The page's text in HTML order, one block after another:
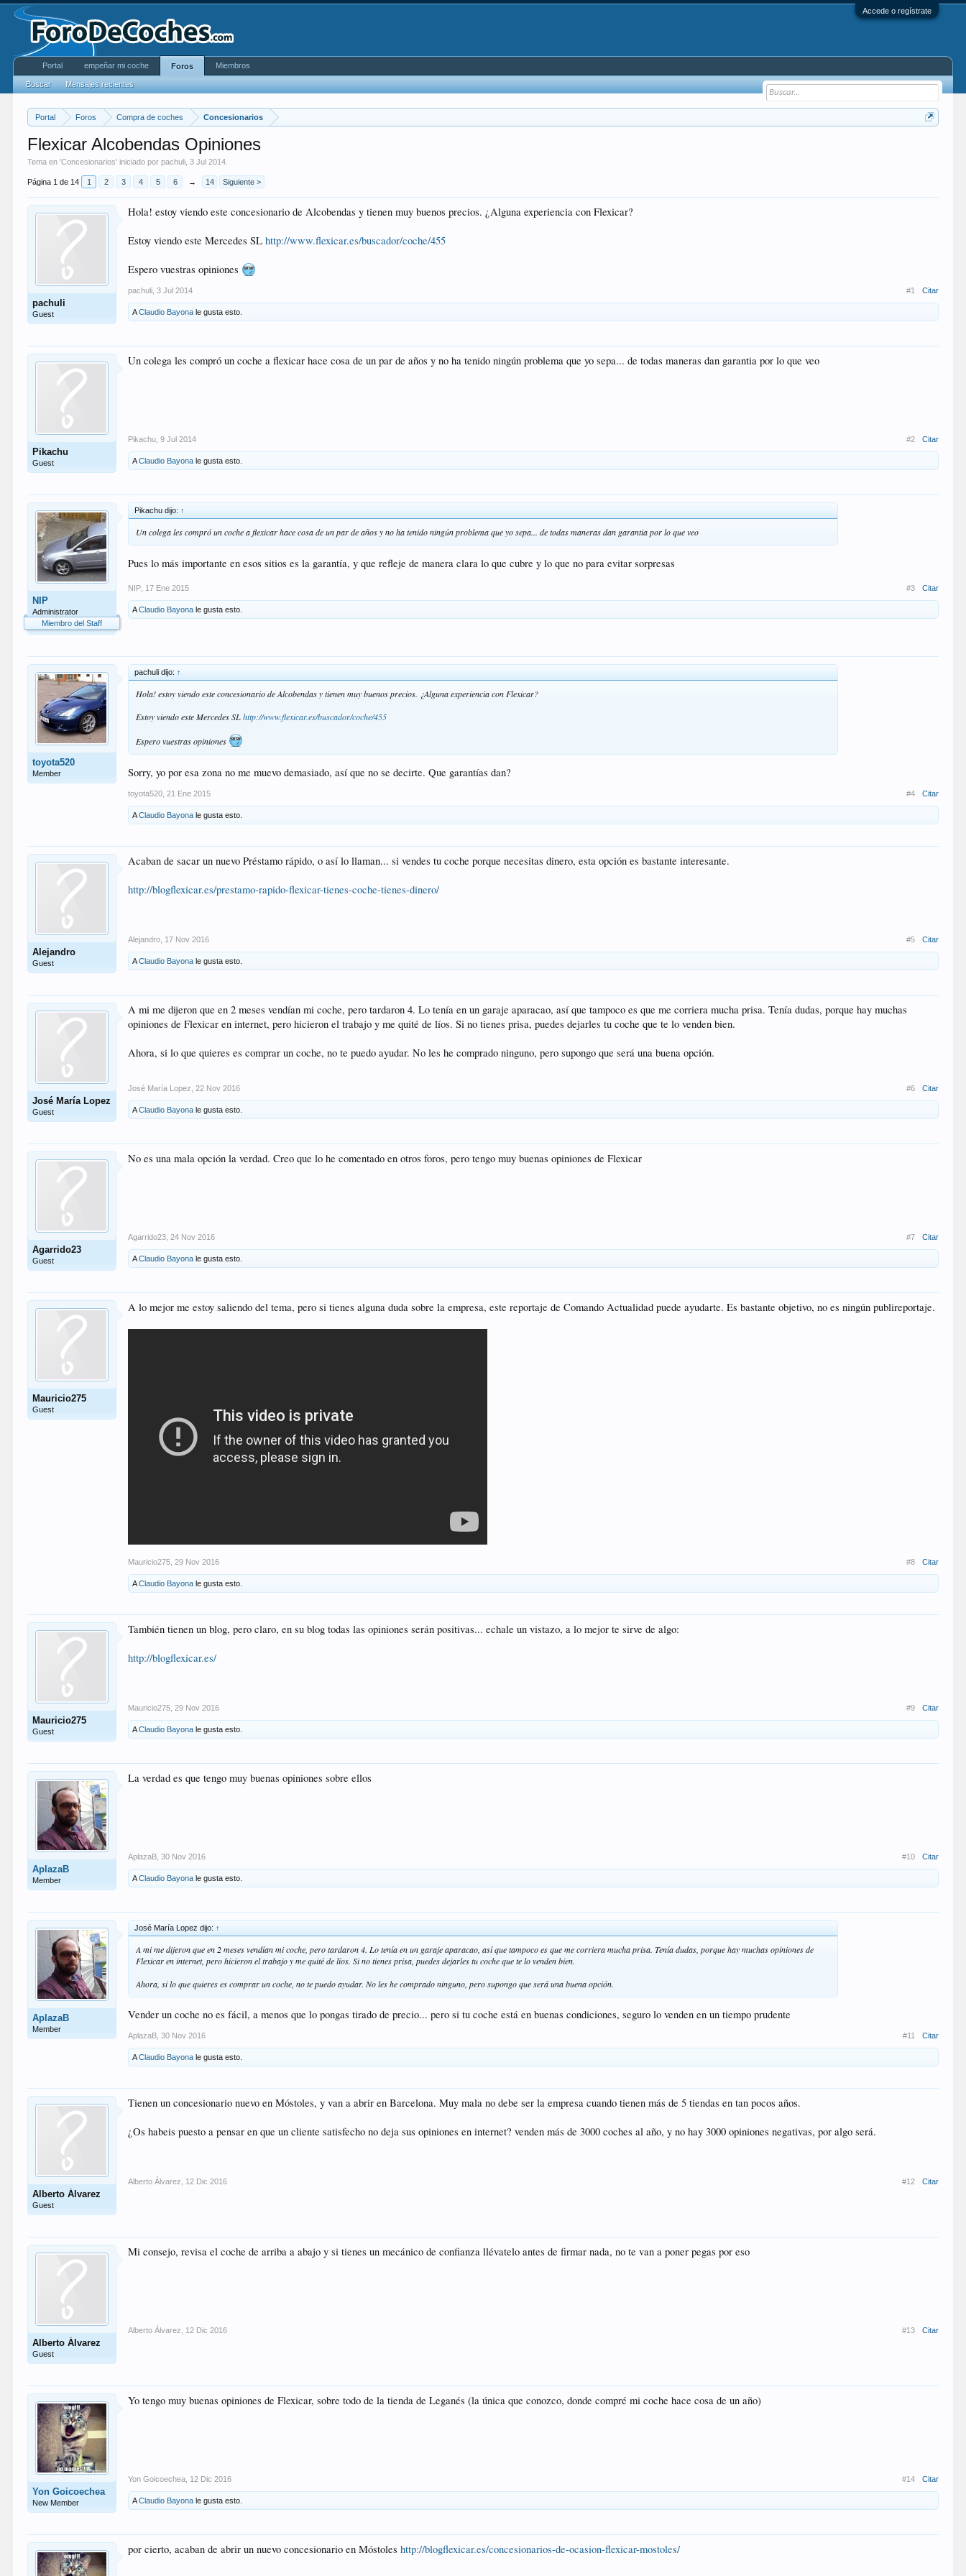
Accede o regístrate
Portal Foros Compra de coches Concesionarios
Flexicar Alcobendas Opiniones
Tema en 'Concesionarios' iniciado porpachuli ,3 Jul 2014
Página 1 de 14 1 2 3 4 5 6 → 14 Siguiente >
pachuli
Guest
Hola! estoy viendo este concesionario de Alcobendas y tienen muy buenos precios. ¿Alguna experiencia con Flexicar?
Estoy viendo este Mercedes SLhttp://www.flexicar.es/buscador/coche/455
Espero vuestras opiniones
pachuli 3 Jul 2014 #1 Citar
AClaudio Bayona le gusta esto.
Pikachu
Guest
Un colega les compró un coche a flexicar hace cosa de un par de años y no ha tenido ningún problema que yo sepa... de todas maneras dan garantia por lo que veo
Pikachu 9 Jul 2014 #2 Citar
AClaudio Bayona le gusta esto.
NIP
Administrator
Miembro del Staff
Pikachu dijo: ↑
Un colega les compró un coche a flexicar hace cosa de un par de años y no ha tenido ningún problema que yo sepa... de todas maneras dan garantia por lo que veo
Pues lo más importante en esos sitios es la garantía, y que refleje de manera clara lo que cubre y lo que no para evitar sorpresas
NIP 17 Ene 2015 #3 Citar
AClaudio Bayona le gusta esto.
toyota520
Member
pachuli dijo: ↑
Hola! estoy viendo este concesionario de Alcobendas y tienen muy buenos precios. ¿Alguna experiencia con Flexicar?
Estoy viendo este Mercedes SLhttp://www.flexicar.es/buscador/coche/455
Espero vuestras opiniones
Sorry, yo por esa zona no me muevo demasiado, así que no se decirte. Que garantías dan?
toyota520 21 Ene 2015 #4 Citar
AClaudio Bayona le gusta esto.
Alejandro
Guest
Acaban de sacar un nuevo Préstamo rápido, o así lo llaman... si vendes tu coche porque necesitas dinero, esta opción es bastante interesante.
http://blogflexicar.es/prestamo-rapido-flexicar-tienes-coche-tienes-dinero/
Alejandro 17 Nov 2016 #5 Citar
AClaudio Bayona le gusta esto.
José María Lopez
Guest
A mi me dijeron que en 2 meses vendían mi coche, pero tardaron 4. Lo tenía en un garaje aparacao, así que tampoco es que me corriera mucha prisa. Tenía dudas, porque hay muchas
opiniones de Flexicar en internet, pero hicieron el trabajo y me quité de líos. Si no tienes prisa, puedes dejarles tu coche que te lo venden bien.
Ahora, si lo que quieres es comprar un coche, no te puedo ayudar. No les he comprado ninguno, pero supongo que será una buena opción.
José María Lopez 22 Nov 2016 #6 Citar
AClaudio Bayona le gusta esto.
Agarrido23
Guest
No es una mala opción la verdad. Creo que lo he comentado en otros foros, pero tengo muy buenas opiniones de Flexicar
Agarrido23 24 Nov 2016 #7 Citar
AClaudio Bayona le gusta esto.
Mauricio275
Guest
A lo mejor me estoy saliendo del tema, pero si tienes alguna duda sobre la empresa, este reportaje de Comando Actualidad puede ayudarte. Es bastante objetivo, no es ningún publireportaje.
Mauricio275 29 Nov 2016 #8 Citar
AClaudio Bayona le gusta esto.
Mauricio275
Guest
También tienen un blog, pero claro, en su blog todas las opiniones serán positivas... echale un vistazo, a lo mejor te sirve de algo:
http://blogflexicar.es/
Mauricio275 29 Nov 2016 #9 Citar
AClaudio Bayona le gusta esto.
AplazaB
Member
La verdad es que tengo muy buenas opiniones sobre ellos
AplazaB 30 Nov 2016 #10 Citar
AClaudio Bayona le gusta esto.
AplazaB
Member
José María Lopez dijo: ↑
A mi me dijeron que en 2 meses vendían mi coche, pero tardaron 4. Lo tenía en un garaje aparacao, así que tampoco es que me corriera mucha prisa. Tenía dudas, porque hay muchas opiniones de
Flexicar en internet, pero hicieron el trabajo y me quité de líos. Si no tienes prisa, puedes dejarles tu coche que te lo venden bien.
Ahora, si lo que quieres es comprar un coche, no te puedo ayudar. No les he comprado ninguno, pero supongo que será una buena opción.
Vender un coche no es fácil, a menos que lo pongas tirado de precio... pero si tu coche está en buenas condiciones, seguro lo venden en un tiempo prudente
AplazaB 30 Nov 2016 #11 Citar
AClaudio Bayona le gusta esto.
Alberto Álvarez
Guest
Tienen un concesionario nuevo en Móstoles, y van a abrir en Barcelona. Muy mala no debe ser la empresa cuando tienen más de 5 tiendas en tan pocos años.
¿Os habeis puesto a pensar en que un cliente satisfecho no deja sus opiniones en internet? venden más de 3000 coches al año, y no hay 3000 opiniones negativas, por algo será.
Alberto Álvarez 12 Dic 2016 #12 Citar
Alberto Álvarez
Guest
Mi consejo, revisa el coche de arriba a abajo y si tienes un mecánico de confianza llévatelo antes de firmar nada, no te van a poner pegas por eso
Alberto Álvarez 12 Dic 2016 #13 Citar
Yon Goicoechea
New Member
Yo tengo muy buenas opiniones de Flexicar, sobre todo de la tienda de Leganés (la única que conozco, donde compré mi coche hace cosa de un año)
Yon Goicoechea 12 Dic 2016 #14 Citar
AClaudio Bayona le gusta esto.
por cierto, acaban de abrir un nuevo concesionario en Móstoleshttp://blogflexicar.es/concesionarios-de-ocasion-flexicar-mostoles/
Portal empeñar mi coche Foros
Buscar Mensajes recientes
Miembros